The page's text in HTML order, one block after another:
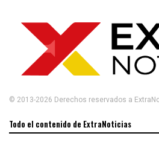
© 2013-2026 Derechos reservados a
Todo el contenido de ExtraNoticias